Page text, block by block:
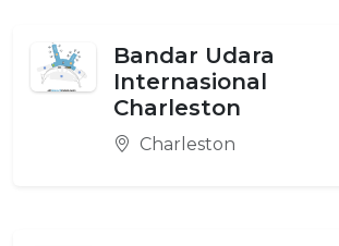
Bandar Udara
Internasional
Charleston
Charleston